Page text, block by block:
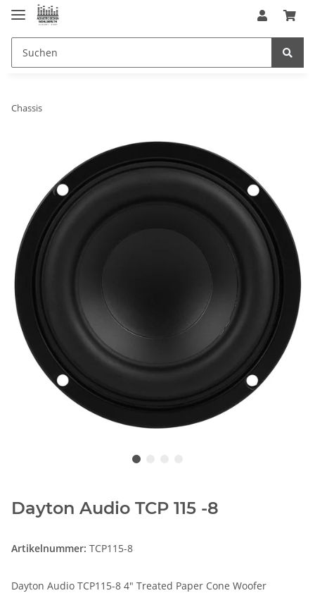
Chassis
Dayton Audio TCP 115 -8
Artikelnummer: TCP115-8
Dayton Audio TCP115-8 4" Treated Paper Cone Woofer